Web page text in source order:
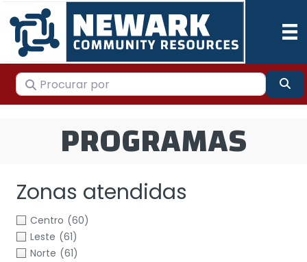
Procurar por
PROGRAMAS
Zonas atendidas
Centro (60)
Leste (61)
Norte (61)